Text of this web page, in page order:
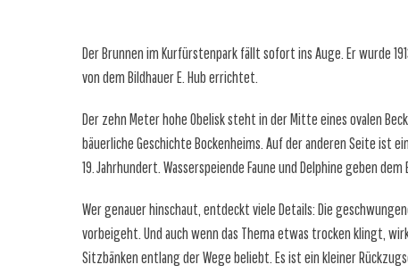
Der Brunnen im Kurfürstenpark fällt sofort ins Auge. Er wurde
von dem Bildhauer E. Hub errichtet.
Der zehn Meter hohe Obelisk steht in der Mitte eines ovalen
bäuerliche Geschichte Bockenheims. Auf der anderen Seite ist
19. Jahrhundert. Wasserspeiende Faune und Delphine geben
Wer genauer hinschaut, entdeckt viele Details: Die
vorbeigeht. Und auch wenn das Thema etwas trocken klingt,
Sitzbänken entlang der Wege beliebt. Es ist ein kleiner